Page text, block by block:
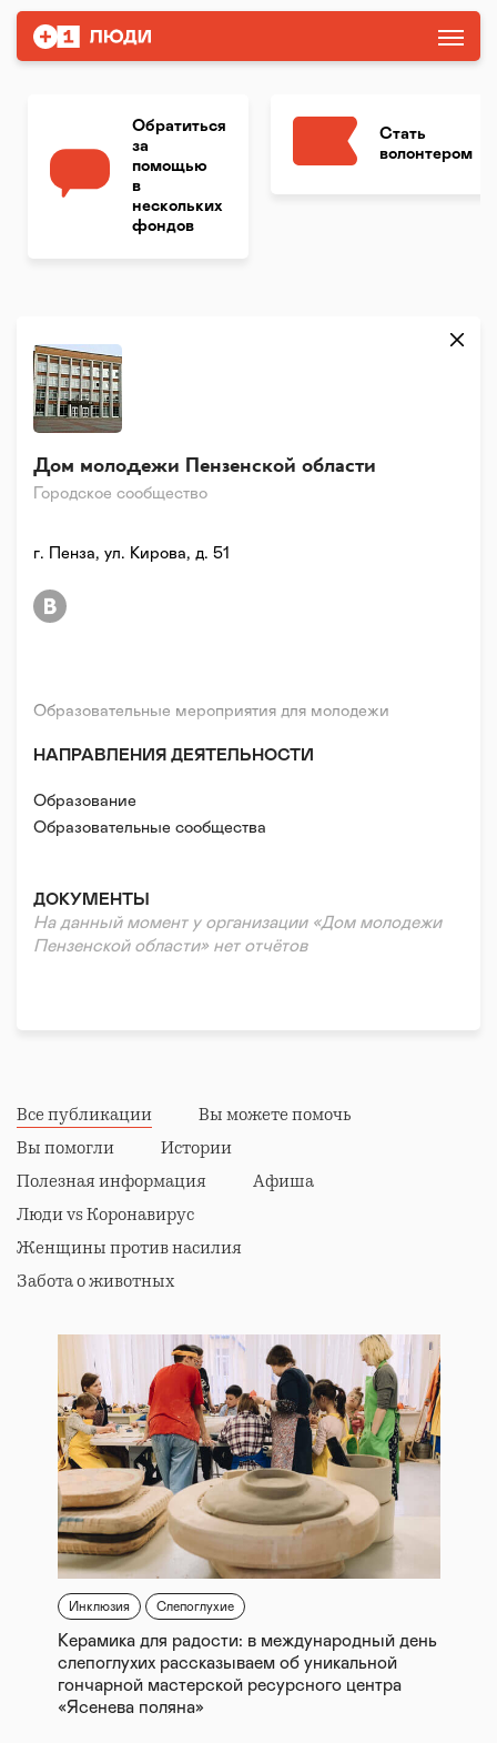
Обратиться
за
помощью
в
нескольких
фондов
Стать
волонтером
Городское сообщество
Дом молодежи Пензенской области
Образовательные мероприятия для молодежи
НАПРАВЛЕНИЯ ДЕЯТЕЛЬНОСТИ
Образование
Образовательные сообщества
ДОКУМЕНТЫ
На данный момент у организации «Дом молодежи
Пензенской области» нет отчётов
г. Пенза, ул. Кирова, д. 51
Все публикации
Вы можете помочь
Вы помогли
Истории
Полезная информация
Афиша
Люди vs Коронавирус
Женщины против насилия
Забота о животных
Инклюзия Слепоглухие
Керамика для радости: в международный день
слепоглухих рассказываем об уникальной
гончарной мастерской ресурсного центра
«Ясенева поляна»